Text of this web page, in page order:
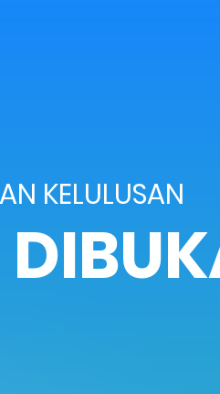
KELULUSAN